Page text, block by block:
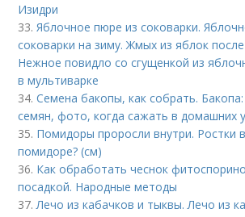
Изидри
33.Яблочное пюре из соковарки.
соковарки на зиму. Жмых из яблок
Нежное повидло со сгущенкой из
в мультиварке
34.Семена бакопы, как собрать.
семян, фото, когда сажать в домашних
35. Помидоры проросли внутри. Ростки
помидоре? (см)
36. Как обработать чеснок
посадкой. Народные методы
37.Лечо из кабачков и тыквы. Лечо из